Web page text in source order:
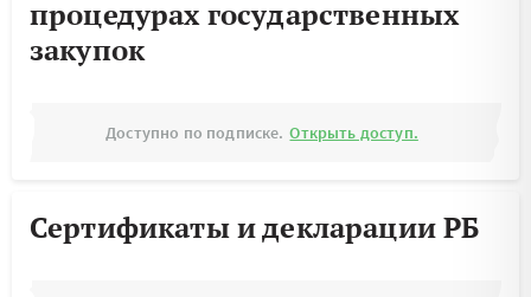
процедурах государственных
закупок
Доступно по подписке. Открыть доступ.
Сертификаты и декларации РБ